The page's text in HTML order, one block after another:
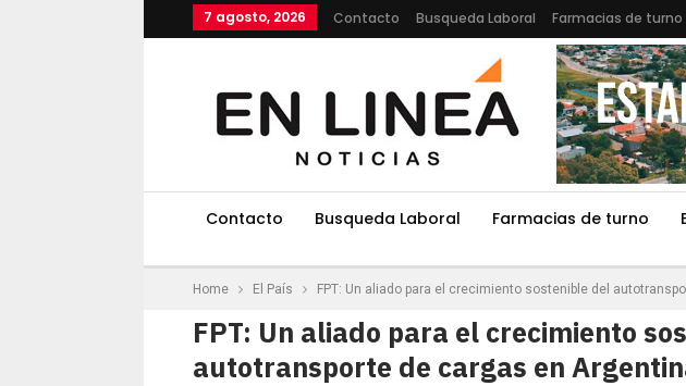
7 agosto, 2026 Contacto Busqueda Laboral Farmacias de turno
Contacto Busqueda Laboral Farmacias de turno
Home El País FPT: Un aliado para el crecimiento sostenible del
FPT: Un aliado para el crecimiento
autotransporte de cargas en